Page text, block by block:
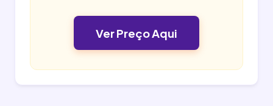
Ver Preço Aqui